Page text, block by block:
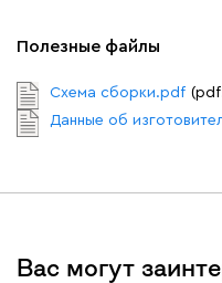
Альтеа
Полезные файлы
Схема сборки.pdf
Данные об
Вас могут